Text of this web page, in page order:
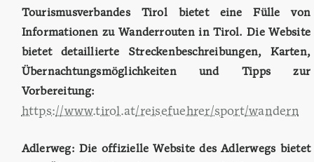
Tourismusverbandes Tirol bietet eine Fülle von
Informationen zu Wanderrouten in Tirol. Die Website
bietet detaillierte Streckenbeschreibungen, Karten,
Übernachtungsmöglichkeiten und Tipps zur
Vorbereitung:
https://www.tirol.at/reisefuehrer/sport/wandern
Adlerweg: Die offizielle Website des Adlerwegs bietet